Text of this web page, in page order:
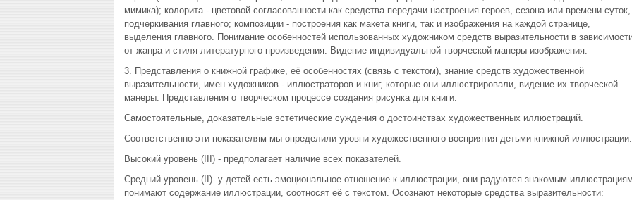
мимика); колорита - цветовой согласованности как средства передачи настроения героев, сезона или времени суток,
подчеркивания главного; композиции - построения как макета книги, так и изображения на каждой странице,
выделения главного. Понимание особенностей использованных художником средств выразительности в
от жанра и стиля литературного произведения. Видение индивидуальной творческой манеры изображения.
3. Представления о книжной графике, её особенностях (связь с текстом), знание средств художественной
выразительности, имен художников - иллюстраторов и книг, которые они иллюстрировали, видение их творческой
манеры. Представления о творческом процессе создания рисунка для книги.
Самостоятельные, доказательные эстетические суждения о достоинствах художественных иллюстраций.
Соответственно эти показателям мы определили уровни художественного восприятия детьми книжной иллюстрации.
Высокий уровень (III) - предполагает наличие всех показателей.
Средний уровень (II)- у детей есть эмоциональное отношение к иллюстрации, они радуются знакомым
понимают содержание иллюстрации, соотносят её с текстом. Осознают некоторые средства выразительности: